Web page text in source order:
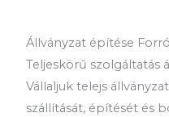
Állványzat építése
Teljeskörű szolgáltatás
Vállaljuk telejs
szállítását, építését és